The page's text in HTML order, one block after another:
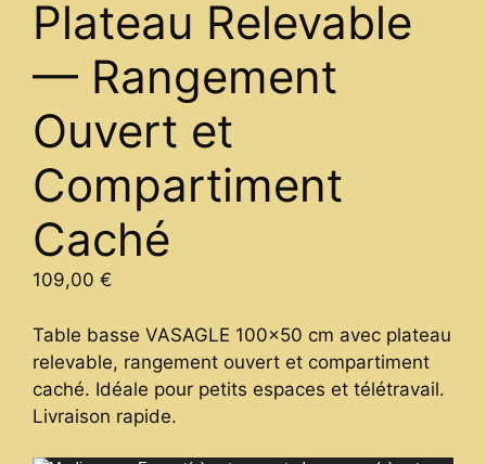
Plateau Relevable
— Rangement
Ouvert et
Compartiment
Caché
109,00 €
Table basse VASAGLE 100×50 cm avec plateau
relevable, rangement ouvert et compartiment
caché. Idéale pour petits espaces et télétravail.
Livraison rapide.